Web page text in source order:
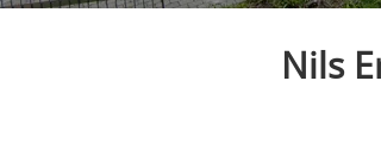
Nils